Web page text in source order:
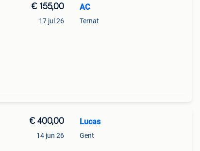
€ 155,00
17 jul 26
AC
Ternat
€ 400,00
14 jun 26
Lucas
Gent